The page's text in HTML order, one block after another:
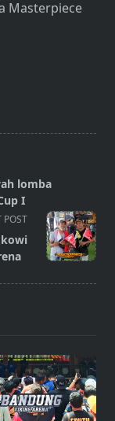
Masterpiece
lomba
I
POST